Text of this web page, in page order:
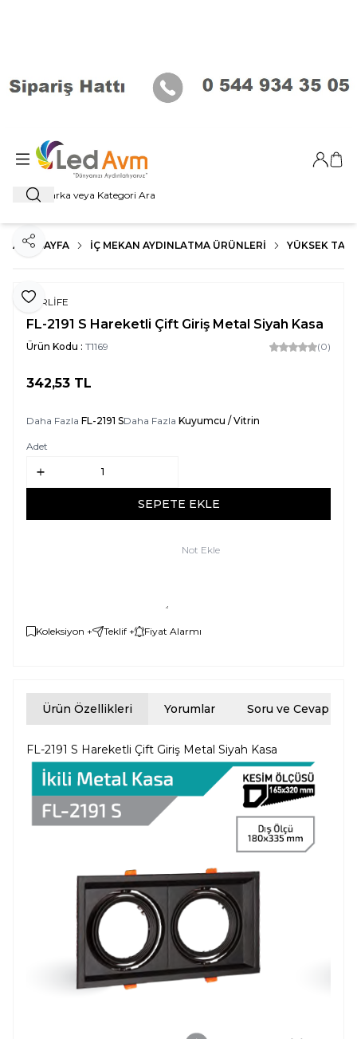
Ara
Giriş
ANA SAYFA İÇ MEKAN AYDINLATMA ÜRÜNLERI YÜKSEK
Favoriye Ekle
Paylaş
FORLİFE
FL-2191 S Hareketli Çift Giriş Metal Siyah Kasa
Ürün Kodu : T1169 (0)
342,53 TL
Daha Fazla FL-2191 SDaha Fazla Kuyumcu / Vitrin
Adet
SEPETE EKLE
Not Ekle
Koleksiyon + Teklif + Fiyat Alarmı
Ürün Özellikleri Yorumlar Soru ve Cevap
FL-2191 S Hareketli Çift Giriş Metal Siyah Kasa